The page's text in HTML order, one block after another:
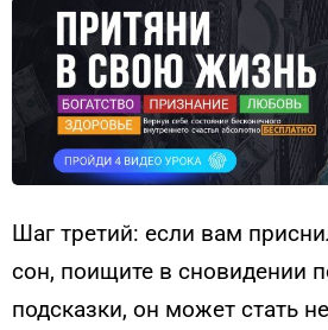
Шаг третий: если вам
сон, поищите в сновидении
подсказки, он может стать